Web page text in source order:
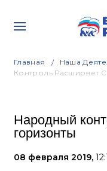
Главная Наша
Контроль Расширяет
Народный
горизонты
08 февраля 2019,